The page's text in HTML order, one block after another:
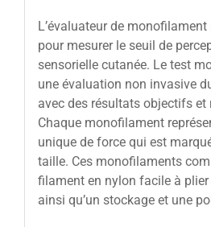
L’évaluateur de
pour mesurer le seuil de
sensorielle cutanée. Le test
une évaluation non invasive
avec des résultats objectifs et
Chaque monofilament
unique de force qui est
taille. Ces monofilaments
filament en nylon facile à
ainsi qu’un stockage et une